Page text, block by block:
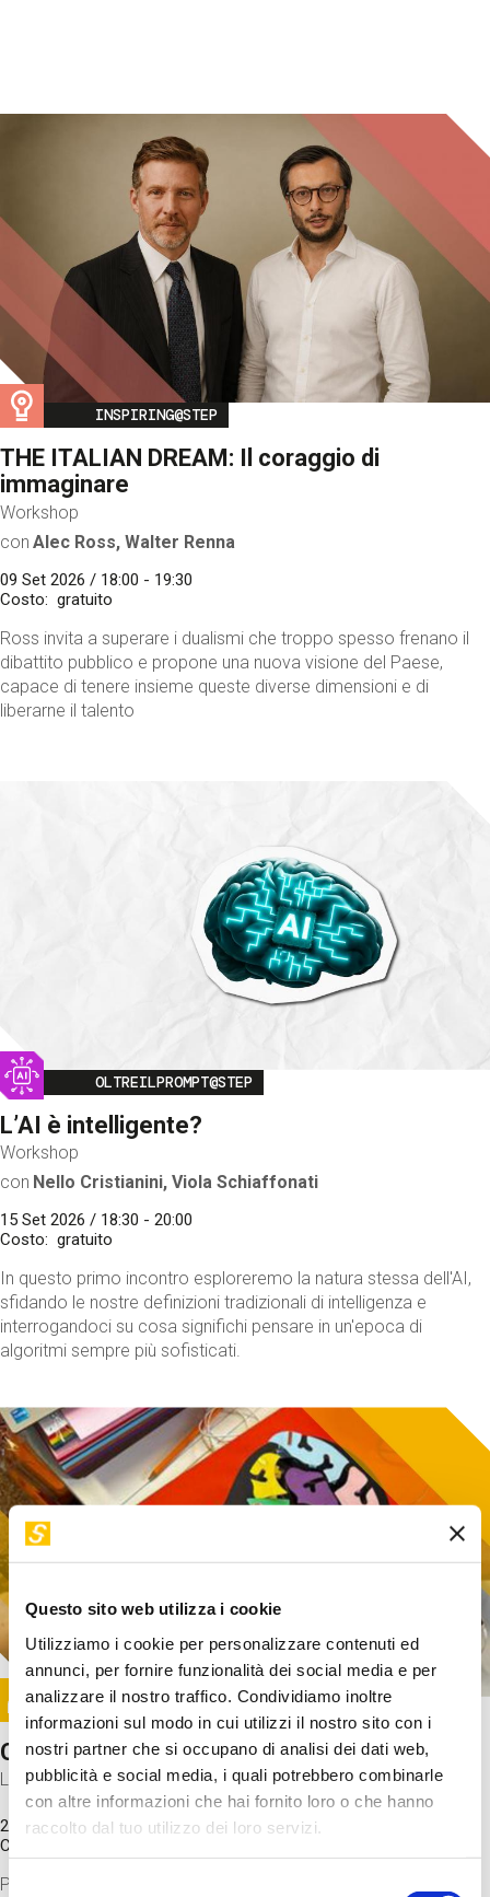
Questo sito web utilizza i cookie
Utilizziamo i cookie per personalizzare contenuti ed
annunci, per fornire funzionalità dei social media e per
analizzare il nostro traffico. Condividiamo inoltre
informazioni sul modo in cui utilizzi il nostro sito con i
nostri partner che si occupano di analisi dei dati web,
pubblicità e social media, i quali potrebbero combinarle
con altre informazioni che hai fornito loro o che hanno
raccolto dal tuo utilizzo dei loro servizi.
Selezione
Image
INSPIRING@STEP
THE ITALIAN DREAM: Il coraggio di
immaginare
Workshop
con Alec Ross, Walter Renna
09 Set 2026 / 18:00 - 19:30
Costo
gratuito
Ross invita a superare i dualismi che troppo spesso frenano il
dibattito pubblico e propone una nuova visione del Paese,
capace di tenere insieme queste diverse dimensioni e di
liberarne il talento
Image
OLTREILPROMPT@STEP
L’AI è intelligente?
Workshop
con Nello Cristianini, Viola Schiaffonati
15 Set 2026 / 18:30 - 20:00
Costo
gratuito
In questo primo incontro esploreremo la natura stessa dell'AI,
sfidando le nostre definizioni tradizionali di intelligenza e
interrogandoci su cosa significhi pensare in un'epoca di
algoritmi sempre più sofisticati.
Image
SUNDAY@STEP
Come funziona il cervello?
Laboratorio
20 Set 2026 / 11:15 - 13:00
Costo
Proveremo a costruire un cervello in cartoncino cercando di